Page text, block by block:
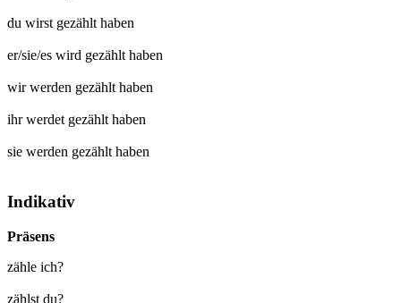
du wirst gezählt haben
er/sie/es wird gezählt haben
wir werden gezählt haben
ihr werdet gezählt haben
sie werden gezählt haben
Indikativ
Präsens
zähle ich?
zählst du?